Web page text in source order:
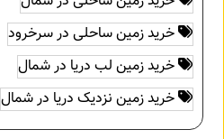
خرید زمین ساحلی در سرخرود
خرید زمین لب دریا در شمال
خرید زمین نزدیک دریا در شمال